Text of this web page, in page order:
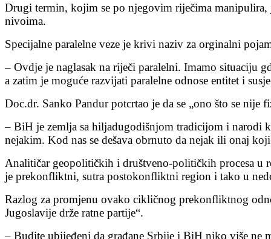
Drugi termin, kojim se po njegovim riječima
nivoima.
Specijalne paralelne veze je krivi naziv za orginalni
– Ovdje je naglasak na riječi paralelni. Imamo situaciju
a zatim je moguće razvijati paralelne odnose entitet i
Doc.dr. Sanko Pandur potcrtao je da se „ono što se
– BiH je zemlja sa hiljadugodišnjom tradicijom i narodi
nejakim. Kod nas se dešava obrnuto da nejak ili onaj
Analitičar geopolitičkih i društveno-političkih procesa u
je prekonfliktni, sutra postokonfliktni region i tako u
Razlog za promjenu ovako cikličnog prekonfliktnog
Jugoslavije drže ratne partije“.
– Budite ubijeđeni da građane Srbije i BiH niko više ne